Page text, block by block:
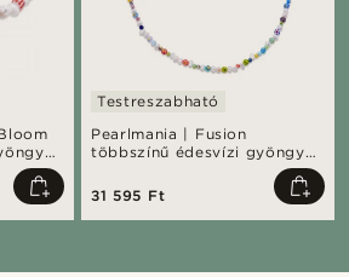
Pearlmania | Fusion
többszínű édesvízi gyöngyös
és üveggyöngy nyaklánc
Testreszabható
31 595 Ft